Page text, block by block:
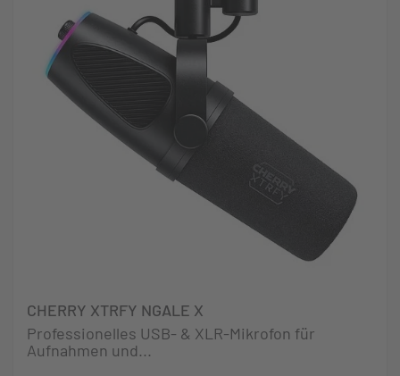
CHERRY XTRFY NGALE X
Professionelles USB- & XLR-Mikrofon für
Aufnahmen und...